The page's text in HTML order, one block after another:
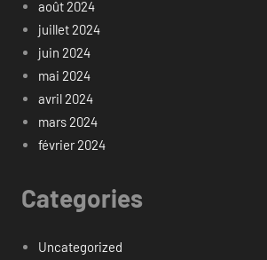
août 2024
juillet 2024
juin 2024
mai 2024
avril 2024
mars 2024
février 2024
Categories
Uncategorized